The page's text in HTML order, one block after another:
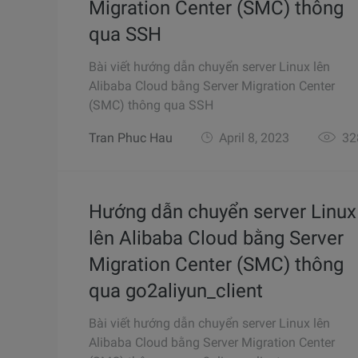
Migration Center (SMC) thông
qua SSH
Bài viết hướng dẫn chuyển server Linux lên
Alibaba Cloud bằng Server Migration Center
(SMC) thông qua SSH
Tran Phuc Hau April 8, 2023
Hướng dẫn chuyển server Linux
lên Alibaba Cloud bằng Server
Migration Center (SMC) thông
qua go2aliyun_client
Bài viết hướng dẫn chuyển server Linux lên
Alibaba Cloud bằng Server Migration Center